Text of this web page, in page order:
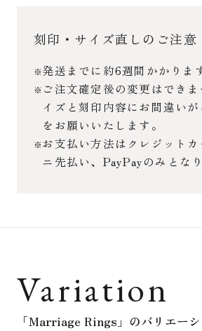
刻印・サイズ直しのご注意
発送までに約6週間かかりま
ご注文確定後の変更はでき
イズと刻印内容にお間違い
をお願いいたします。
お支払い方法はクレジット
ニ先払い、PayPayのみとなり
Variation
「Marriage Rings」 のバリエー